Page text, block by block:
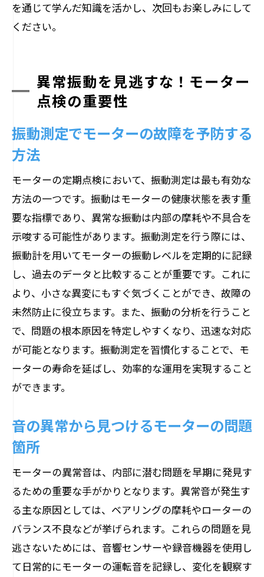
を通じて学んだ知識を活かし、次回もお楽しみにして
ください。
異常振動を見逃すな！モーター
点検の重要性
振動測定でモーターの故障を予防する
方法
モーターの定期点検において、振動測定は最も有効な
方法の一つです。振動はモーターの健康状態を表す重
要な指標であり、異常な振動は内部の摩耗や不具合を
示唆する可能性があります。振動測定を行う際には、
振動計を用いてモーターの振動レベルを定期的に記録
し、過去のデータと比較することが重要です。これに
より、小さな異変にもすぐ気づくことができ、故障の
未然防止に役立ちます。また、振動の分析を行うこと
で、問題の根本原因を特定しやすくなり、迅速な対応
が可能となります。振動測定を習慣化することで、モ
ーターの寿命を延ばし、効率的な運用を実現すること
ができます。
音の異常から見つけるモーターの問題
箇所
モーターの異常音は、内部に潜む問題を早期に発見す
るための重要な手がかりとなります。異常音が発生す
る主な原因としては、ベアリングの摩耗やローターの
バランス不良などが挙げられます。これらの問題を見
逃さないためには、音響センサーや録音機器を使用し
て日常的にモーターの運転音を記録し、変化を観察す